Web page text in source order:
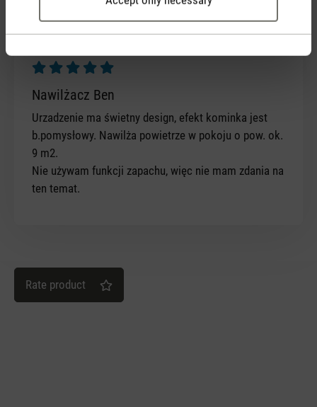
Review with rating of 5 out of 5 stars
Nawilżacz Ben
Urzadzenie ma świetny design, efekt kominka jest
b.pomysłowy. Nawilża powietrze w pokoju o pow. ok.
9 m2.
Nie używam funkcji zapachu, więc nie mam zdania na
ten temat.
Rate product